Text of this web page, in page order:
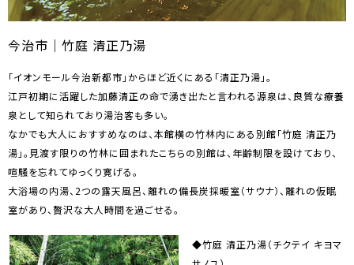
今治市｜竹庭 清正乃湯
「イオンモール今治新都市」からほど近くにある「清正乃湯」。
江戸初期に活躍した加藤清正の命で湧き出たと言われる源泉は、良質な療養
泉として知られており湯治客も多い。
なかでも大人におすすめなのは、本館横の竹林内にある別館「竹庭 清正乃
湯」。見渡す限りの竹林に囲まれたこちらの別館は、年齢制限を設けており、
喧騒を忘れてゆっくり寛げる。
大浴場の内湯、2つの露天風呂、離れの備長炭採暖室（サウナ）、離れの仮眠
室があり、贅沢な大人時間を過ごせる。
◆竹庭 清正乃湯（チクテイ キヨマ